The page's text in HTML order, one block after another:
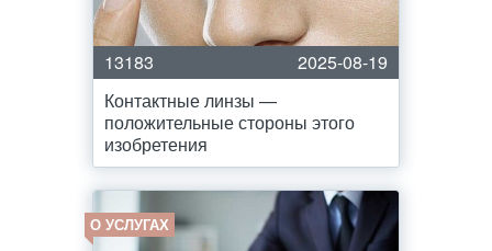
13183
2025-08-19
Контактные линзы —
положительные стороны этого
изобретения
О УСЛУГАХ